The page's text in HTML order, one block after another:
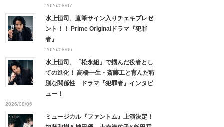
2026/08/07
水上恒司、直筆サイン入りチェキプレゼ
ント！！ Prime Originalドラマ『犯罪
者』
2026/08/06
水上恒司、「松永組」で掴んだ役者とし
ての進化！ 高橋一生・斎藤工と育んだ特
別な関係性 ドラマ『犯罪者』インタビ
ュー！
2026/08/06
ミュージカル『ファントム』上演決定！